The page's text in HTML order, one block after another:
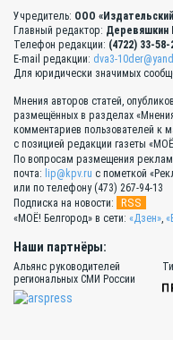
Учредитель: ООО
Главный редактор: Деревяшкин
Телефон редакции: (4722) 33-58-
E-mail редакции: dva3-
Для юридически значимых
Мнения авторов статей,
размещённых в разделах
комментариев пользователей к
с позицией редакции газеты
По вопросам размещения
почта: lip@kpv.ru с пометкой
или по телефону (473) 267-94-13
Подписка на новости:
RSS
«МОЁ! Белгород» в сети: «Дзен»,
Наши партнёры:
Альянс руководителей
региональных СМИ России